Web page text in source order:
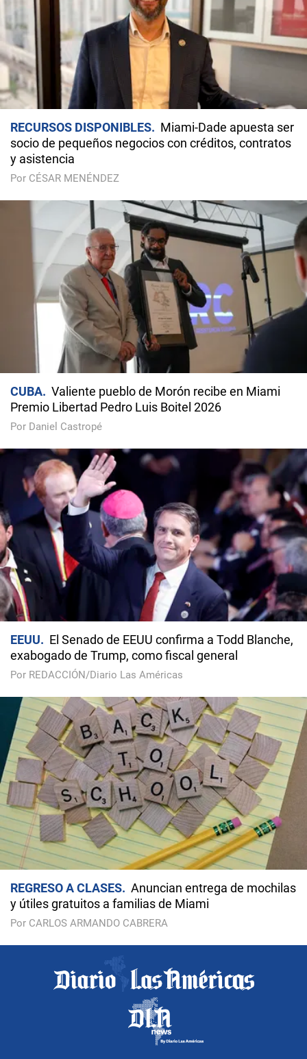
RECURSOS DISPONIBLES
Miami-Dade apuesta ser
socio de pequeños negocios con créditos, contratos
y asistencia
Por CÉSAR MENÉNDEZ
CUBA
Valiente pueblo de Morón recibe en Miami
Premio Libertad Pedro Luis Boitel 2026
Por Daniel Castropé
EEUU
El Senado de EEUU confirma a Todd Blanche,
exabogado de Trump, como fiscal general
Por REDACCIÓN/Diario Las Américas
REGRESO A CLASES
Anuncian entrega de mochilas
y útiles gratuitos a familias de Miami
Por CARLOS ARMANDO CABRERA